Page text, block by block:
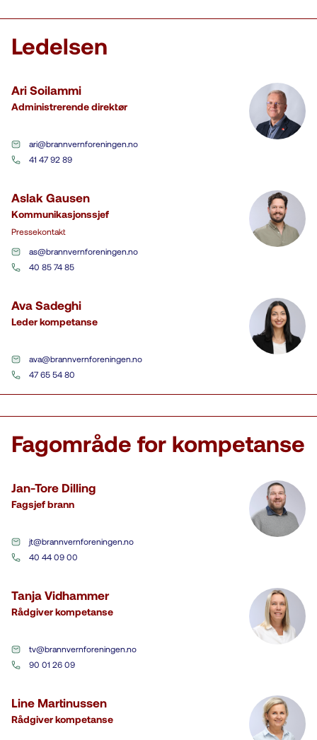
Ledelsen
Ari Soilammi
Administrerende direktør
ari@brannvernforeningen.no
41 47 92 89
Aslak Gausen
Kommunikasjonssjef
Pressekontakt
as@brannvernforeningen.no
40 85 74 85
Ava Sadeghi
Leder kompetanse
ava@brannvernforeningen.no
47 65 54 80
Fagområde for kompetanse
Jan-Tore Dilling
Fagsjef brann
jt@brannvernforeningen.no
40 44 09 00
Tanja Vidhammer
Rådgiver kompetanse
tv@brannvernforeningen.no
90 01 26 09
Line Martinussen
Rådgiver kompetanse